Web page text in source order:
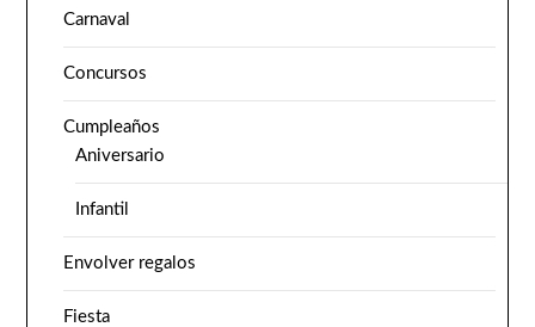
Carnaval
Concursos
Cumpleaños
Aniversario
Infantil
Envolver regalos
Fiesta